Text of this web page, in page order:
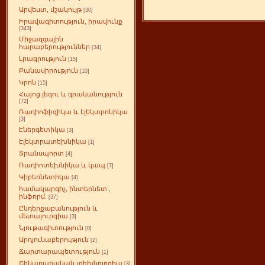
Արվեստ, մշակույթ [30]
Իրավագիտություն, իրավունք
[343]
Միջազգային
հարաբերություններ [34]
Լրագրություն [15]
Բանասիրություն [10]
Կրոն [15]
Հայոց լեզու և գրականություն
[72]
Ռադիոֆիզիկա և էլեկտրոնիկա
[3]
Էներգետիկա [3]
Էլեկտրատեխնիկա [1]
Տրանսպորտ [4]
Ռադիոտեխնիկա և կապ [7]
Կիբեռնետիկա [4]
համակարգիչ, ինտերնետ ,
ինֆորմ.
[37]
Ընդերքաբանություն և
մետալուրգիա [3]
Նյութագիտություն [0]
Արդյունաբերություն [2]
Ճարտարապետություն [1]
Շինարարական տեխնոլոգիա [3]